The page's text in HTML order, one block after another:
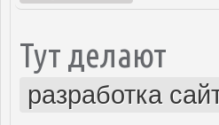
Тут делают
разработка